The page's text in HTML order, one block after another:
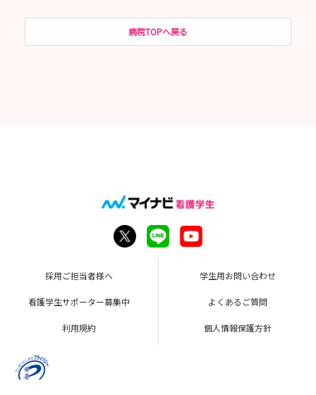
病院TOPへ戻る
採用ご担当者様へ 学生用お問い合わせ
看護学生サポーター募集中 よくあるご質問
利用規約 個人情報保護方針